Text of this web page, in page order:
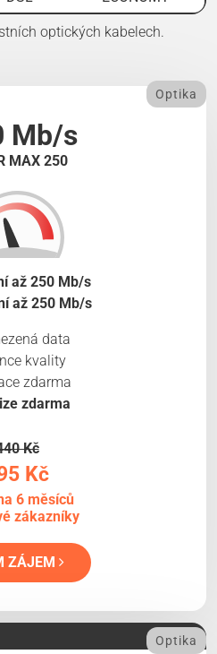
optických kabelech.
Mb/s
MAX 250
Optika
až 250 Mb/s
až 250 Mb/s
data
kvality
zdarma
zdarma
Kč
Kč
6 měsíců
zákazníky
ZÁJEM
Optika